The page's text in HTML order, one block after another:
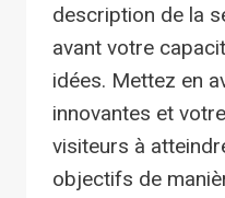
description de la
avant votre
idées. Mettez en
innovantes et
visiteurs à
objectifs de